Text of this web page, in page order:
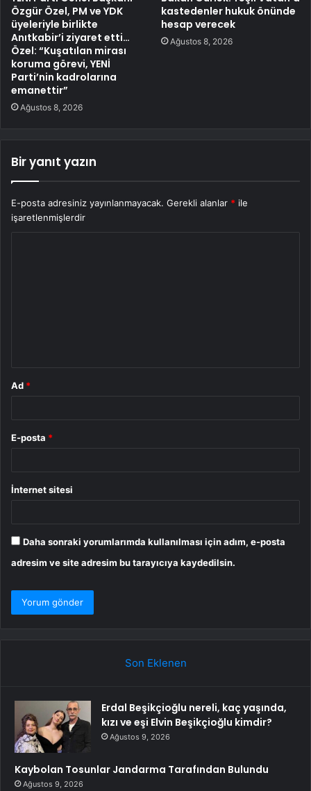
Özgür Özel, PM ve YDK
üyeleriyle birlikte
Anıtkabir’i ziyaret etti…
Özel: “Kuşatılan mirası
koruma görevi, YENİ
Parti’nin kadrolarına
emanettir”
Ağustos 8, 2026
kastedenler hukuk önünde
hesap verecek
Ağustos 8, 2026
Bir yanıt yazın
E-posta adresiniz yayınlanmayacak. Gerekli alanlar * ile
işaretlenmişlerdir
Ad *
E-posta *
İnternet sitesi
Daha sonraki yorumlarımda kullanılması için adım, e-posta
adresim ve site adresim bu tarayıcıya kaydedilsin.
Son Eklenen
Erdal Beşikçioğlu nereli, kaç yaşında,
kızı ve eşi Elvin Beşikçioğlu kimdir?
Ağustos 9, 2026
Kaybolan Tosunlar Jandarma Tarafından Bulundu
Ağustos 9, 2026